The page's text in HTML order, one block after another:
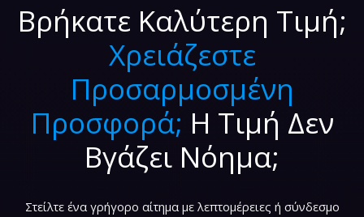
Βρήκατε Καλύτερη Τιμή;
Χρειάζεστε
Προσαρμοσμένη
Προσφορά; Η Τιμή Δεν
Βγάζει Νόημα;
Στείλτε ένα γρήγορο αίτημα με λεπτομέρειες ή σύνδεσμο